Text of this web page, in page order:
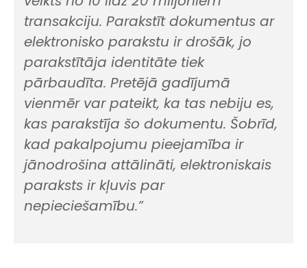
transakciju. Parakstīt dokumentus ar
elektronisko parakstu ir drošāk, jo
parakstītāja identitāte tiek
pārbaudīta. Pretējā gadījumā
vienmēr var pateikt, ka tas nebiju es,
kas parakstīja šo dokumentu. Šobrīd,
kad pakalpojumu pieejamība ir
jānodrošina attālināti, elektroniskais
paraksts ir kļuvis par
nepieciešamību.”